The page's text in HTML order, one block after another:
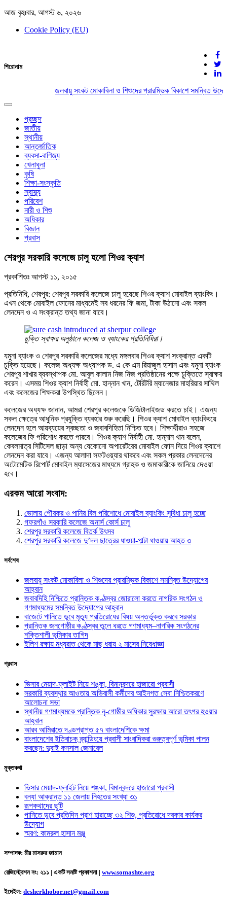
আজ বৃহঃবার, আগস্ট ৬, ২০২৬
Cookie Policy (EU)
দেশের খবর
যুক্ত থাকুন দেশের সঙ্গে
শিরোনাম
জলবায়ু সংকট মোকাবিলা ও শিশুদের প্রারম্ভিক বিকাশে সমন্বিত
Toggle
navigation
প্রচ্ছদ
জাতীয়
স্থানীয়
আন্তর্জাতিক
ব্যবসা-বাণিজ্য
খেলাধুলা
কৃষি
শিক্ষা-সংস্কৃতি
স্বাস্থ্য
পরিবেশ
নারী ও শিশু
অধিকার
বিজ্ঞান
প্রবাস
শেরপুর সরকারি কলেজে চালু হলো শিওর ক্যাশ
প্রকাশিতঃ আগস্ট ১১, ২০১৫
প্রতিনিধি, শেরপুর: শেরপুর সরকারি কলেজে চালু হয়েছে শিওর ক্যাশ মোবাইল ব্যাংকিং।
এখন থেকে মোবাইল ফোনের মাধ্যমেই সব ধরনের ফি জমা, টাকা উঠানো এবং সকল
লেনদেন ও এ সংক্রান্ত তথ্য জানা যাবে।
চুক্তি স্বাক্ষর অনুষ্ঠানে কলেজ ও ব্যাংকের প্রতিনিধিরা।
যমুনা ব্যাংক ও শেরপুর সরকারি কলেজের মধ্যে মঙ্গলবার শিওর ক্যাশ সংক্রান্ত একটি
চুক্তি হয়েছে। কলেজ অধ্যক্ষ অধ্যাপক ড. এ কে এম রিয়াজুল হাসান এবং যমুনা ব্যাংক
শেরপুর শাখার ব্যবস্থাপক মো. আবুল কালাম নিজ নিজ প্রতিষ্ঠানের পক্ষে চুক্তিতে স্বাক্ষর
করেন। এসময় শিওর ক্যাশ নির্বাহী মো. হান্নান খান, টেরিটরি ম্যানেজার মাহরিয়ার সাথিল
এবং কলেজের শিক্ষকরা উপস্থিত ছিলেন।
কলেজের অধ্যক্ষ জানান, আমরা শেরপুর কলেজকে ডিজিটালাইজড করতে চাই। এজন্য
সকল ক্ষেত্রে আধুনিক প্রযুক্তি ব্যবহার শুরু করেছি। শিওর ক্যাশ মোবাইল ব্যাংকিংয়ে
লেনদেন হলে আয়ব্যয়ের স্বচ্ছতা ও জবাবদিহিতা নিশ্চিত হবে। শিক্ষার্থীরাও সহজে
কলেজের ফি পরিশোধ করতে পারবে। শিওর ক্যাশ নির্বাহী মো. হান্নান খান বলেন,
কেবলমাত্র সিটিসেল ছাড়া অন্য যেকোনো অপারেটরের মোবাইল ফোন দিয়ে শিওর ক্যাশে
লেনদেন করা যাবে। এজন্য আলাদা সফটওয়্যার থাকবে এবং সকল প্রকার লেনদেনের
অটোমেটিক রিপোর্ট মোবাইল ম্যাসেজের মাধ্যমে গ্রাহক ও জমাকারীকে জানিয়ে দেওয়া
হবে।
এরকম আরো সংবাদ:
ভোলায় পৌরকর ও পানির বিল পরিশোধে মোবাইল ব্যাংকিং সুবিধা চালু হচ্ছে
গফরগাঁও সরকারি কলেজে অনার্স কোর্স চালু
শেরপুর সরকারি কলেজে বিতর্ক উৎসব
শেরপুর সরকারি কলেজে দু’দল ছাত্রের ধাওয়া-পাল্টা ধাওয়ায় আহত ৩
সর্বশেষ
জলবায়ু সংকট মোকাবিলা ও শিশুদের প্রারম্ভিক বিকাশে সমন্বিত উদ্যোগের
আহ্বান
জবাবদিহি নিশ্চিতে প্রান্তিক কণ্ঠস্বর জোরালো করতে নাগরিক সংগঠন ও
গণমাধ্যমের সমন্বিত উদ্যোগের আহ্বান
বাজেটে পানিতে ডুবে মৃত্যু প্রতিরোধের বিষয় অন্তর্ভুক্ত করবে সরকার
প্রান্তিক জনগোষ্ঠীর কণ্ঠস্বর তুলে ধরতে গণমাধ্যম–নাগরিক সংগঠনের
শক্তিশালী ভূমিকার তাগিদ
ইলিশ রক্ষায় মধ্যরাত থেকে মাছ ধরায় ২ মাসের নিষেধাজ্ঞা
প্রবাস
ভিসার মেয়াদ-ফ্লাইট নিয়ে শঙ্কা, বিমানবন্দরে হাজারো প্রবাসী
সরকারি ব্যবস্থার আওতায় অভিবাসী কর্মীদের আইনগত সেবা নিশ্চিতকরণে
আলোচনা সভা
স্থানীয় গণমাধ্যমকে প্রান্তিক নৃ-গোষ্ঠীর অধিকার সুরক্ষায় আরো তৎপর হওয়ার
আহ্বান
আরব আমিরাতে দণ্ডপ্রাপ্ত ৫৭ বাংলাদেশিকে ক্ষমা
বাংলাদেশের ইতিবাচক ব্র্যান্ডিংয়ে প্রবাসী সাংবাদিকরা গুরুত্বপূর্ণ ভূমিকা পালন
করছেন: দুবাই কনসাল জেনারেল
মুক্তকথা
ভিসার মেয়াদ-ফ্লাইট নিয়ে শঙ্কা, বিমানবন্দরে হাজারো প্রবাসী
বন্যা আক্রান্ত ১১ জেলায় নিহতের সংখ্যা ৩১
রূপকথাদের ছুটি
পানিতে ডুবে প্রতিদিন প্রাণ হারাচ্ছে ৩২ শিশু, প্রতিরোধে দরকার কার্যকর
উদ্যোগ
স্মরণ: কামরুল হাসান মঞ্জু
সম্পাদক: মীর মাসরুর জামান
রেজিস্ট্রেশন নং: ২১১ | একটি সমষ্টি প্রকাশনা | www.somashte.org
ইমেইল: desherkhobor.net@gmail.com